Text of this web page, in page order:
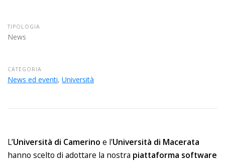
TIPOLOGIA
News
CATEGORIA
News ed eventi, Università
L’Università di Camerino e l'Università di Macerata
hanno scelto di adottare la nostra piattaforma software